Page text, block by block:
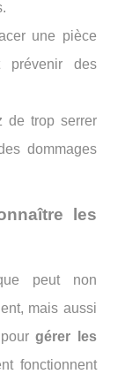
une pièce
prévenir des
trop serrer
dommages
les
peut non
mais aussi
pourgérer les
fonctionnent